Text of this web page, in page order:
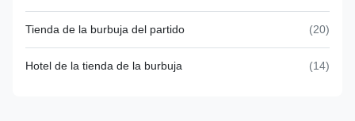
Tienda de la burbuja del partido (20)
Hotel de la tienda de la burbuja (14)